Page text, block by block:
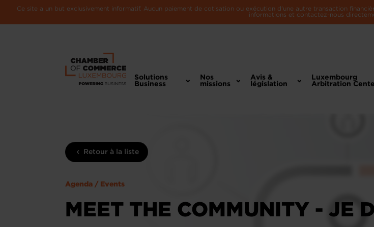
Ce site a un but exclusivement informatif. Aucun paiement de cotisation ou exécution d'une autre transaction
informations et contactez-nous
Solutions
Business
Nos
missions
Avis &
législation
Luxembourg
Arbitration
Retour à la liste
Agenda / Events
MEET THE COMMUNITY - JE